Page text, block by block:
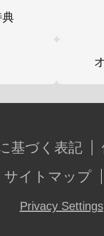
基づく表記
サイトマップ
Privacy Settings